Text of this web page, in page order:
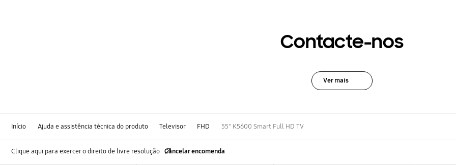
Contacte-nos
Ver mais
Início Ajuda e assistência técnica do produto Televisor FHD 55" K5600 Smart Full HD TV
Clique aqui para exercer o direito de livre resolução Cancelar encomenda